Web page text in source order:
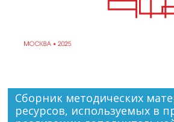
Сборник методических
ресурсов, используемых в